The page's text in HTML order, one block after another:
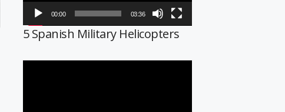
00:00 03:36
5 Spanish Military Helicopters